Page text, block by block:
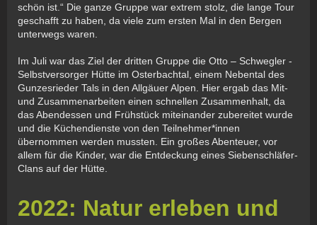
schön ist.“ Die ganze Gruppe war extrem stolz, die lange Tour
geschafft zu haben, da viele zum ersten Mal in den Bergen
unterwegs waren.
Im Juli war das Ziel der dritten Gruppe die Otto – Schwegler -
Selbstversorger Hütte im Osterbachtal, einem Nebental des
Gunzesrieder Tals in den Allgäuer Alpen. Hier ergab das Mit-
und Zusammenarbeiten einen schnellen Zusammenhalt, da
das Abendessen und Frühstück miteinander zubereitet wurde
und die Küchendienste von den Teilnehmer*innen
übernommen werden mussten. Ein großes Abenteuer, vor
allem für die Kinder, war die Entdeckung eines Siebenschläfer-
Clans auf der Hütte.
2022: Natur erleben und